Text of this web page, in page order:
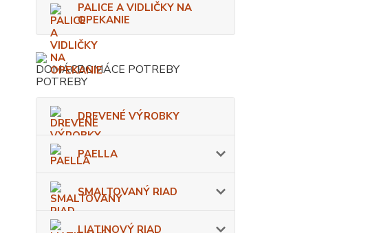
PALICE A VIDLIČKY NA
OPEKANIE
DOMÁCE POTREBY
DREVENÉ VÝROBKY
PAELLA
SMALTOVANÝ RIAD
LIATINOVÝ RIAD